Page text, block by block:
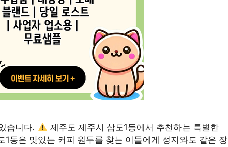
습니다.
제주도 제주시 삼도1동에서 추천하는 특별한
1동은 맛있는 커피 원두를 찾는 이들에게 성지와도 같은 장